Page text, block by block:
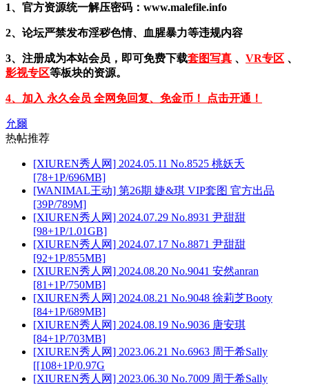
1、官方资源统一解压密码：www.malefile.info
2、论坛严禁发布淫秽色情、血腥暴力等违规内容
3、注册成为本站会员，即可免费下载套图写真 、 VR专区 、
影视专区等板块的资源。
4、加入 永久会员 全网免回复、免金币！ 点击开通！
允爾
热帖推荐
[XIUREN秀人网] 2024.05.11 No.8525 桃妖夭
[78+1P/696MB]
[WANIMAL王动] 第26期 婕&琪 VIP套图 官方出品
[39P/789M]
[XIUREN秀人网] 2024.07.29 No.8931 尹甜甜
[98+1P/1.01GB]
[XIUREN秀人网] 2024.07.17 No.8871 尹甜甜
[92+1P/855MB]
[XIUREN秀人网] 2024.08.20 No.9041 安然anran
[81+1P/750MB]
[XIUREN秀人网] 2024.08.21 No.9048 徐莉芝Booty
[84+1P/689MB]
[XIUREN秀人网] 2024.08.19 No.9036 唐安琪
[84+1P/703MB]
[XIUREN秀人网] 2023.06.21 No.6963 周于希Sally
[[108+1P/0.97G
[XIUREN秀人网] 2023.06.30 No.7009 周于希Sally